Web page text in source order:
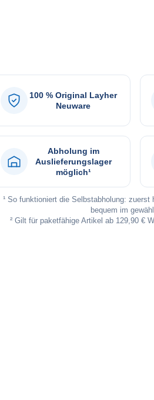
100 % Original Layher
Neuware
Abholung im
Auslieferungslager
möglich¹
¹ So funktioniert die Selbstabholung:
bequem im
² Gilt für paketfähige Artikel ab 129,90 €